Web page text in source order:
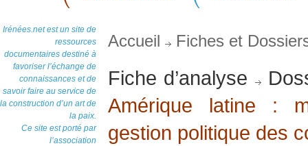
Irénées.net est un site de
ressources
documentaires destiné à
favoriser l’échange de
connaissances et de
savoir faire au service de
la construction d’un art de
la paix.
Ce site est porté par
l’association
Accueil Fiches et
Fiche d’analyse
Amérique latine :
gestion politique des